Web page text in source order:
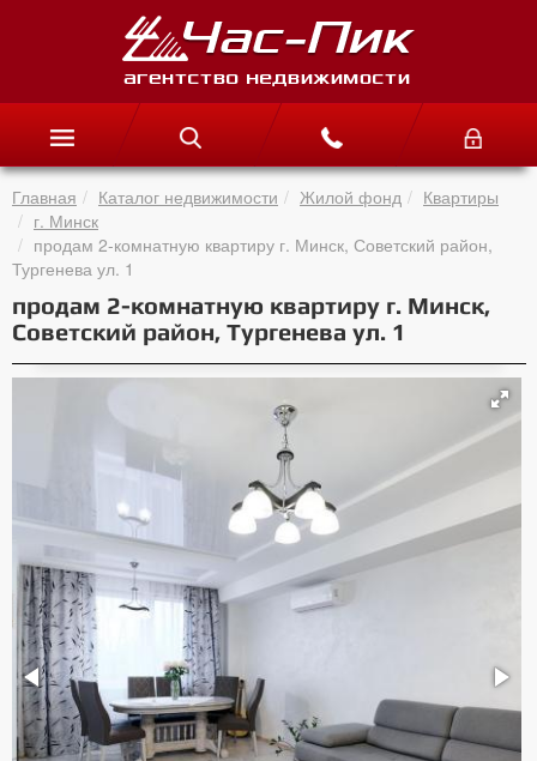
Главная Каталог недвижимости Жилой фонд
Квартиры
г. Минск
продам 2-комнатную квартиру г. Минск, Советский район,
Тургенева ул. 1
продам 2-комнатную квартиру г. Минск,
Советский район, Тургенева ул. 1